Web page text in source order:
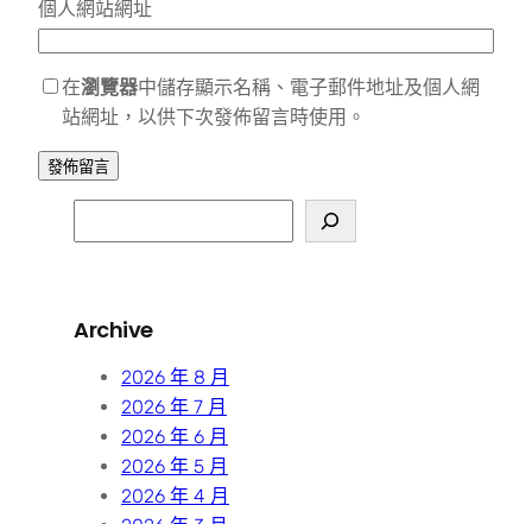
個人網站網址
在瀏覽器中儲存顯示名稱、電子郵件地址及個人網
站網址，以供下次發佈留言時使用。
e
c
Archive
2026 年 8 月
2026 年 7 月
2026 年 6 月
2026 年 5 月
2026 年 4 月